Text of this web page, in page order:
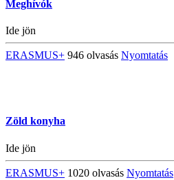
Meghívók
Ide jön
ERASMUS+ 946 olvasás Nyomtatás
Zöld konyha
Ide jön
ERASMUS+ 1020 olvasás Nyomtatás